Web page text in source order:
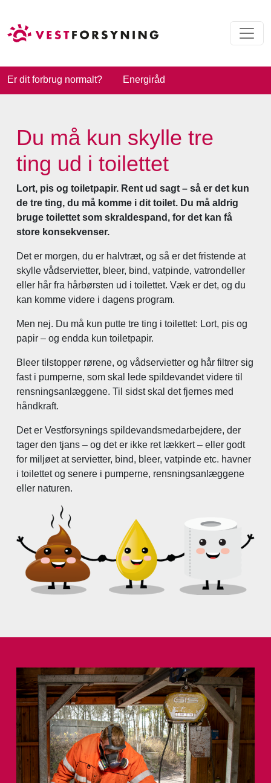
Er dit forbrug normalt? Energiråd
Du må kun skylle tre
ting ud i toilettet
Lort, pis og toiletpapir. Rent ud sagt – så er det kun
de tre ting, du må komme i dit toilet. Du må aldrig
bruge toilettet som skraldespand, for det kan få
store konsekvenser.
Det er morgen, du er halvtræt, og så er det fristende at
skylle vådservietter, bleer, bind, vatpinde, vatrondeller
eller hår fra hårbørsten ud i toilettet. Væk er det, og du
kan komme videre i dagens program.
Men nej. Du må kun putte tre ting i toilettet: Lort, pis og
papir – og endda kun toiletpapir.
Bleer tilstopper rørene, og vådservietter og hår filtrer sig
fast i pumperne, som skal lede spildevandet videre til
rensningsanlæggene. Til sidst skal det fjernes med
håndkraft.
Det er Vestforsynings spildevandsmedarbejdere, der
tager den tjans – og det er ikke ret lækkert – eller godt
for miljøet at servietter, bind, bleer, vatpinde etc. havner
i toilettet og senere i pumperne, rensningsanlæggene
eller naturen.